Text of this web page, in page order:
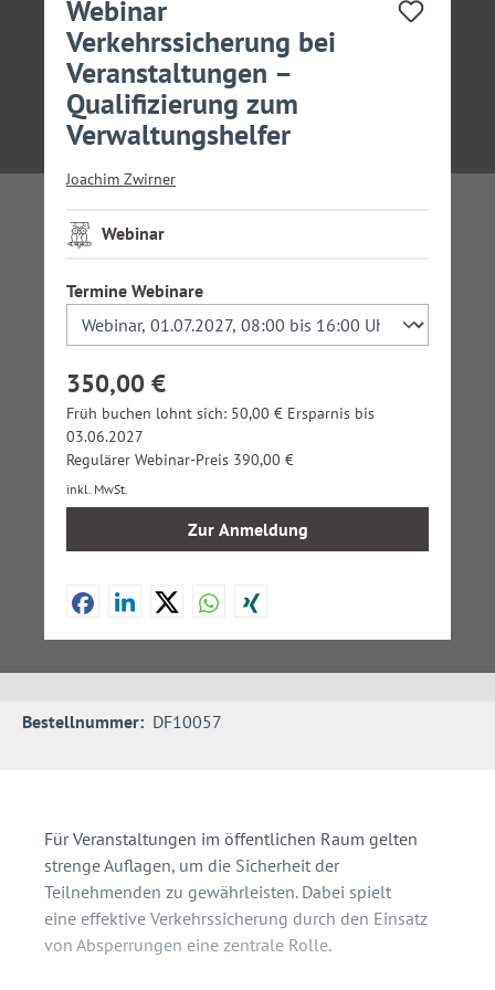
Webinar
Verkehrssicherung bei
Veranstaltungen –
Qualifizierung zum
Verwaltungshelfer
Joachim Zwirner
Webinar
Termine Webinareauswählen
350,00 €
Früh buchen lohnt sich: 50,00 € Ersparnis bis
03.06.2027
Regulärer Webinar-Preis 390,00 €
inkl. MwSt.
Zur Anmeldung
Bestellnummer: DF10057
Für Veranstaltungen im öffentlichen Raum gelten
strenge Auflagen, um die Sicherheit der
Teilnehmenden zu gewährleisten. Dabei spielt
eine effektive Verkehrssicherung durch den Einsatz
von Absperrungen eine zentrale Rolle.